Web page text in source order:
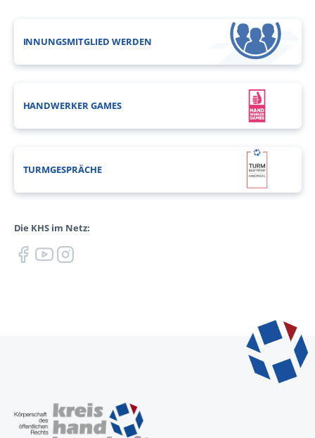
INNUNGSMITGLIED WERDEN
HANDWERKER GAMES
TURMGESPRÄCHE
Die KHS im Netz: